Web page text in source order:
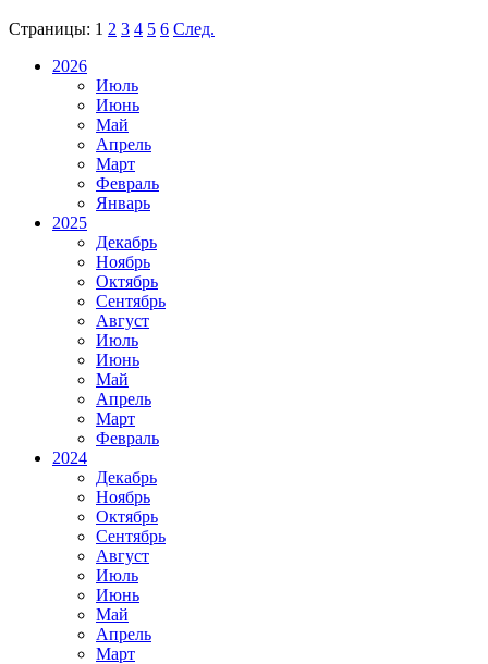
Страницы: 1 2 3 4 5 6 След.
2026
Июль
Июнь
Май
Апрель
Март
Февраль
Январь
2025
Декабрь
Ноябрь
Октябрь
Сентябрь
Август
Июль
Июнь
Май
Апрель
Март
Февраль
2024
Декабрь
Ноябрь
Октябрь
Сентябрь
Август
Июль
Июнь
Май
Апрель
Март